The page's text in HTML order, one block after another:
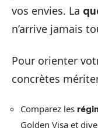
vos envies. La
n’arrive jamais
Pour orienter
concrètes
Comparez les
Golden Visa et